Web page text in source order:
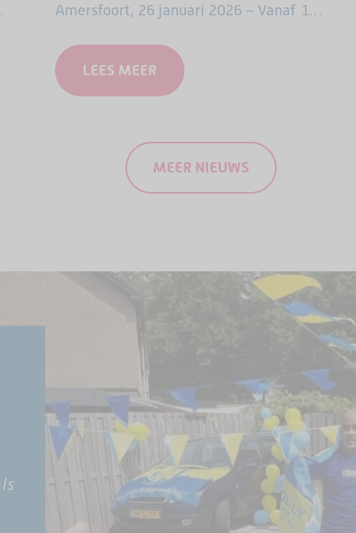
Amersfoort, 26 januari 2026 – Vanaf 1
beweegprogramma voor 65-plussers,
verder onder de naam OldStars in de wijk.
De trainingen blijven…
LEES MEER
MEER NIEUWS